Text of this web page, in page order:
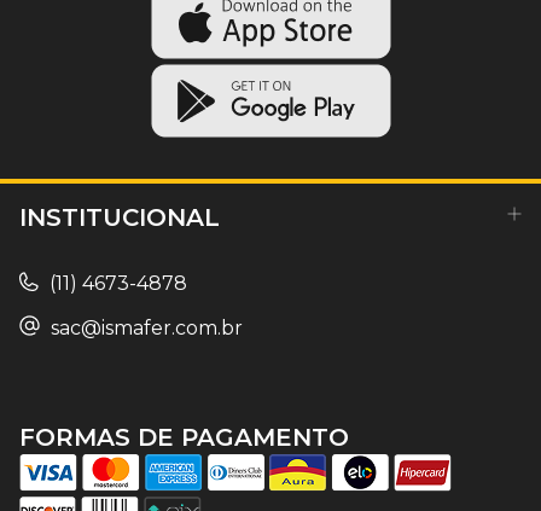
INSTITUCIONAL
(11) 4673-4878
sac@ismafer.com.br
FORMAS DE PAGAMENTO